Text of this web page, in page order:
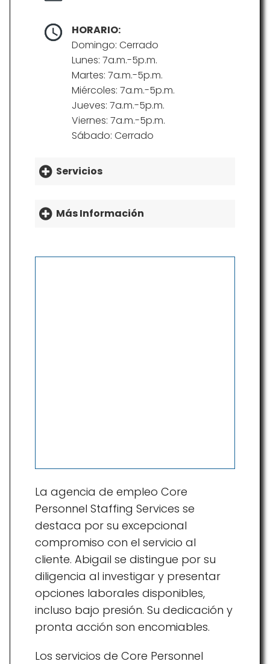
HORARIO:
Domingo: Cerrado
Lunes: 7a.m.-5p.m.
Martes: 7a.m.-5p.m.
Miércoles: 7a.m.-5p.m.
Jueves: 7a.m.-5p.m.
Viernes: 7a.m.-5p.m.
Sábado: Cerrado
Servicios
Más Información
La agencia de empleo Core
Personnel Staffing Services se
destaca por su excepcional
compromiso con el servicio al
cliente. Abigail se distingue por su
diligencia al investigar y presentar
opciones laborales disponibles,
incluso bajo presión. Su dedicación y
pronta acción son encomiables.
Los servicios de Core Personnel